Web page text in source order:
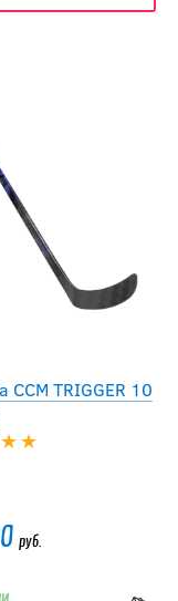
TRIGGER 10
руб.